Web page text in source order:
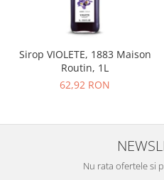
Sirop VIOLETE, 1883 Maison
Routin, 1L
62,92 RON
Nu rata ofertele si